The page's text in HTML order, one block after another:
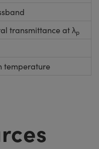
transmittance at λp
temperature